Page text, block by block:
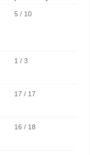
5 / 10
1 / 3
17 / 17
16 / 18